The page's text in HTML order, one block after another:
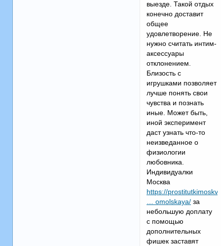
выезде. Такой отдых
конечно доставит
общее
удовлетворение. Не
нужно считать интим-
аксессуары
отклонением.
Близость с
игрушками позволяет
лучше понять свои
чувства и познать
иные. Может быть,
иной эксперимент
даст узнать что-то
неизведанное о
физиологии
любовника.
Индивидуалки
Москва
https://
… omolskaya/ за
небольшую доплату
с помощью
дополнительных
фишек заставят